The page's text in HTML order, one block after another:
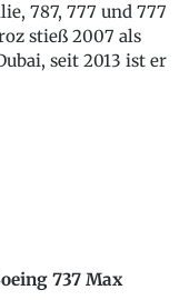
787, 777 und 777
stieß 2007 als
seit 2013 ist er
737 Max